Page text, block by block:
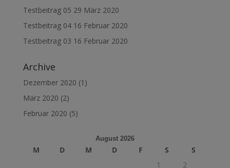
Testbeitrag 05 29 März 2020
Testbeitrag 04 16 Februar 2020
Testbeitrag 03 16 Februar 2020
Archive
Dezember 2020 (1)
März 2020 (2)
Februar 2020 (5)
August 2026
M D M D F S
S
1
2